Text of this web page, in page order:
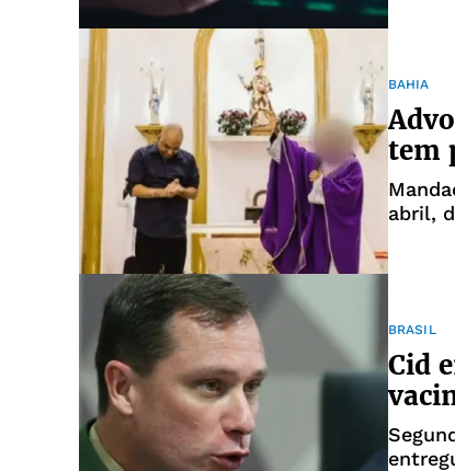
BAHIA
tem
abril,
BRASIL
Cid